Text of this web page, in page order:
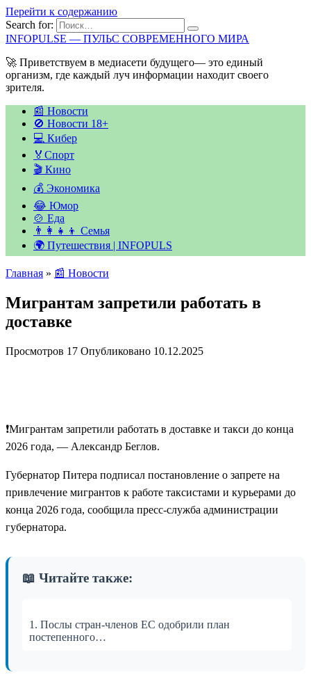
Перейти к содержанию
Search for:
INFOPULSE — ПУЛЬС СОВРЕМЕННОГО МИРА
🚀 Приветствуем в медиасети будущего— это единый
организм, где каждый луч информации находит своего
зрителя.
📰 Новости
🚫 Новости 18+
💻 Кибер
🏅Спорт
🎬 Кино
💰 Экономика
😂 Юмор
🍲 Еда
👨‍👩‍👧‍👦 Семья
🌍 Путешествия | INFOPULS
Главная » 📰 Новости
Мигрантам запретили работать в
доставке
Просмотров 17 Опубликовано 10.12.2025
❗️Мигрантам запретили работать в доставке и такси до конца
2026 года, — Александр Беглов.
Губернатор Питера подписал постановление о запрете на
привлечение мигрантов к работе таксистами и курьерами до
конца 2026 года, сообщила пресс-служба администрации
губернатора.
📖 Читайте также:
1. Послы стран-членов ЕС одобрили план
постепенного…